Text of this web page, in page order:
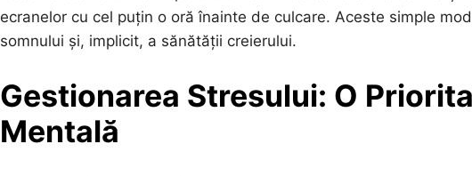
ecranelor cu cel puțin o oră înainte de culcare. Aceste simple
somnului și, implicit, a sănătății creierului.
Gestionarea Stresului: O
Mentală